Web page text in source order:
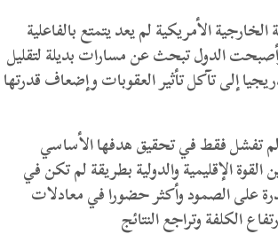
الأمريكية لم يعد يتمتع بالفاعلية
وأصبحت الدول تبحث عن مسارات بديلة لتقليل
إلى تآكل تأثير العقوبات وإضعاف قدرتها
تفشل فقط في تحقيق هدفها الأساسي
الإقليمية والدولية بطريقة لم تكن في
على الصمود وأكثر حضورا في معادلات
الكلفة وتراجع النتائج